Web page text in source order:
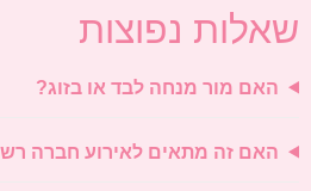
שאלות נפוצות
האם מור מנחה לבד או בזוג?
האם זה מתאים לאירוע חברה